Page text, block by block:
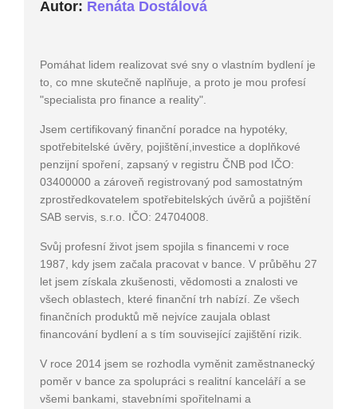
Autor: Renáta Dostálová
Pomáhat lidem realizovat své sny o vlastním bydlení je
to, co mne skutečně naplňuje, a proto je mou profesí
"specialista pro finance a reality".
Jsem certifikovaný finanční poradce na hypotéky,
spotřebitelské úvěry, pojištění,investice a doplňkové
penzijní spoření, zapsaný v registru ČNB pod IČO:
03400000 a zároveň registrovaný pod samostatným
zprostředkovatelem spotřebitelských úvěrů a pojištění
SAB servis, s.r.o. IČO: 24704008.
Svůj profesní život jsem spojila s financemi v roce
1987, kdy jsem začala pracovat v bance. V průběhu 27
let jsem získala zkušenosti, vědomosti a znalosti ve
všech oblastech, které finanční trh nabízí. Ze všech
finančních produktů mě nejvíce zaujala oblast
financování bydlení a s tím související zajištění rizik.
V roce 2014 jsem se rozhodla vyměnit zaměstnanecký
poměr v bance za spolupráci s realitní kanceláří a se
všemi bankami, stavebními spořitelnami a